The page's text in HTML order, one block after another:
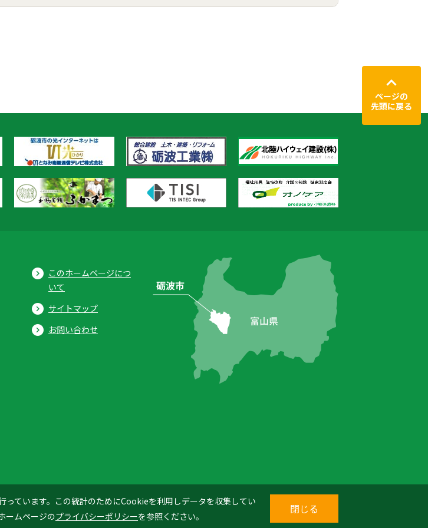
ています。この統計のためにCookieを利用しデータを収集してい
ームページのプライバシーポリシーを参照ください。
閉じる
ページの
先頭に戻る
このホームページにつ
いて
サイトマップ
お問い合わせ
Tonami City